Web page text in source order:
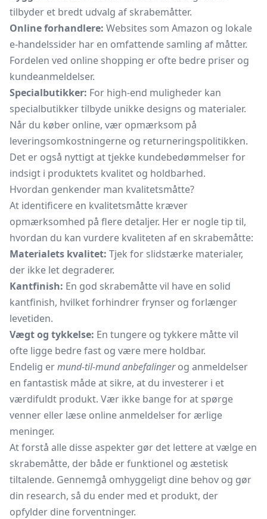
tilbyder et bredt udvalg af skrabemåtter.
Online forhandlere: Websites som Amazon og lokale
e-handelssider har en omfattende samling af måtter.
Fordelen ved online shopping er ofte bedre priser og
kundeanmeldelser.
Specialbutikker: For high-end muligheder kan
specialbutikker tilbyde unikke designs og materialer.
Når du køber online, vær opmærksom på
leveringsomkostningerne og returneringspolitikken.
Det er også nyttigt at tjekke kundebedømmelser for
indsigt i produktets kvalitet og holdbarhed.
Hvordan genkender man kvalitetsmåtte?
At identificere en kvalitetsmåtte kræver
opmærksomhed på flere detaljer. Her er nogle tip til,
hvordan du kan vurdere kvaliteten af en skrabemåtte:
Materialets kvalitet: Tjek for slidstærke materialer,
der ikke let degraderer.
Kantfinish: En god skrabemåtte vil have en solid
kantfinish, hvilket forhindrer frynser og forlænger
levetiden.
Vægt og tykkelse: En tungere og tykkere måtte vil
ofte ligge bedre fast og være mere holdbar.
Endelig ermund-til-mund anbefalingerog anmeldelser
en fantastisk måde at sikre, at du investerer i et
værdifuldt produkt. Vær ikke bange for at spørge
venner eller læse online anmeldelser for ærlige
meninger.
At forstå alle disse aspekter gør det lettere at vælge en
skrabemåtte, der både er funktionel og æstetisk
tiltalende. Gennemgå omhyggeligt dine behov og gør
din research, så du ender med et produkt, der
opfylder dine forventninger.